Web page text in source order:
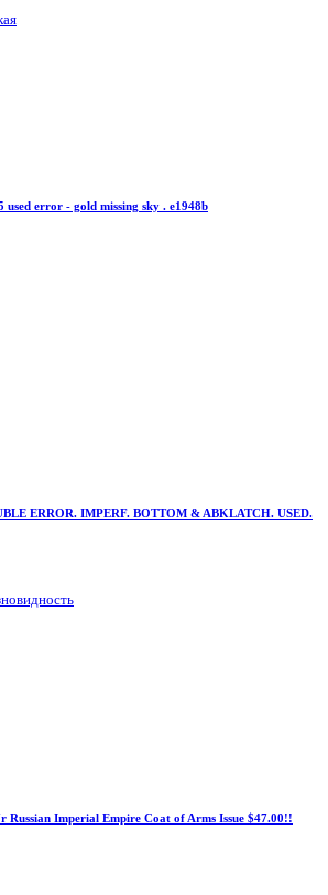
used error - gold missing sky . e1948b
ERROR. IMPERF. BOTTOM & ABKLATCH. USED.
Russian Imperial Empire Coat of Arms Issue $47.00!!